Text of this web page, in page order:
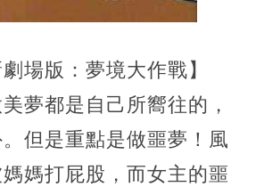
場版：夢境大作戰】
夢都是自己所嚮往的，
但是重點是做噩夢！風
媽打屁股，而女主的噩